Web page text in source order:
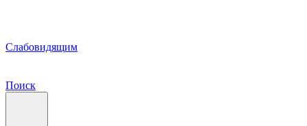
Слабовидящим
Поиск